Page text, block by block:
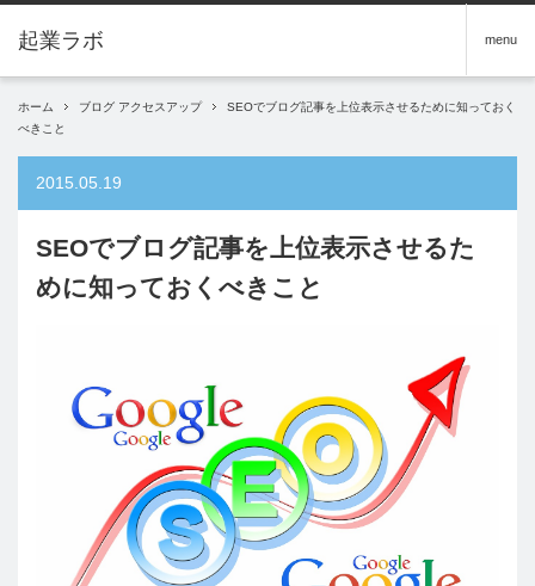
menu
ホーム ブログ アクセスアップ
SEOでブログ記事を上位表示させるために知っておく
べきこと
2015.05.19
SEOでブログ記事を上位表示させるた
めに知っておくべきこと